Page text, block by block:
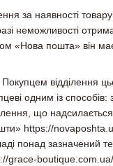
за наявності
неможливості
«Нова пошта» він
відділення
одним із
що
https://
понад зазначений
grace-